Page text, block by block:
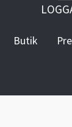
Butik